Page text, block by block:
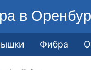
в
Фибра